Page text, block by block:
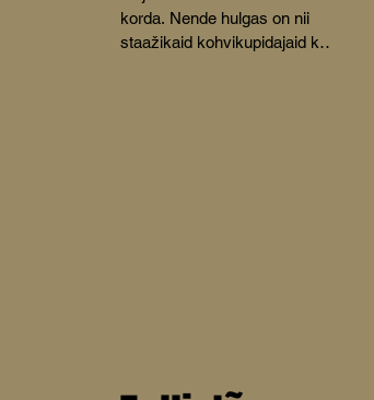
korda. Nende hulgas on nii
staažikaid kohvikupidajaid kui